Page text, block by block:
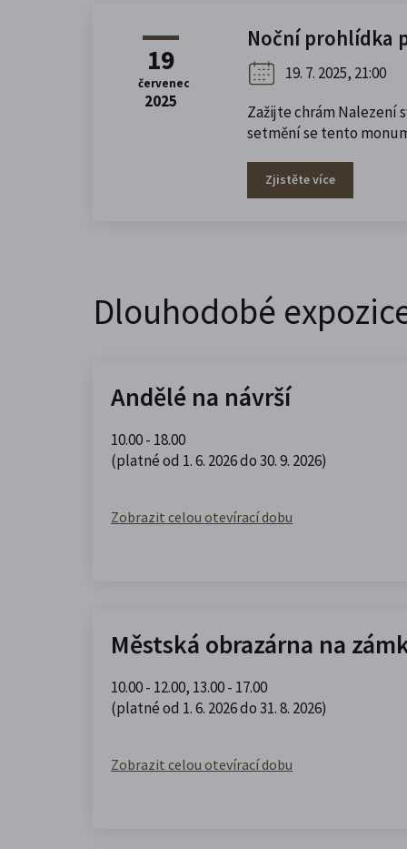
19
červenec
2025
Noční prohlídka
19. 7. 2025, 21:00
Zažijte chrám Nalezení
setmění se tento
Zjistěte více
Dlouhodobé
Andělé na návrší
10.00 - 18.00
(platné od 1. 6. 2026 do 30. 9. 2026)
Zobrazit celou otevírací dobu
Městská obrazárna na
10.00 - 12.00, 13.00 - 17.00
(platné od 1. 6. 2026 do 31. 8. 2026)
Zobrazit celou otevírací dobu